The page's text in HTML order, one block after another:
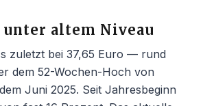
altem Niveau
zuletzt bei 37,65 Euro — rund
dem 52-Wochen-Hoch von
Juni 2025. Seit Jahresbeginn